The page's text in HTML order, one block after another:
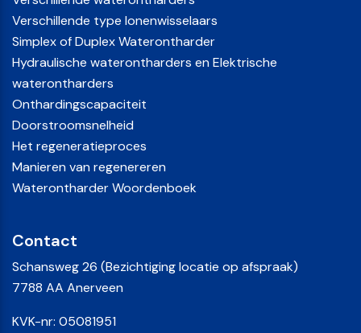
Verschillende type Ionenwisselaars
Simplex of Duplex Waterontharder
Hydraulische waterontharders en Elektrische
waterontharders
Onthardingscapaciteit
Doorstroomsnelheid
Het regeneratieproces
Manieren van regenereren
Waterontharder Woordenboek
Contact
Schansweg 26 (Bezichtiging locatie op afspraak)
7788 AA Anerveen
KVK-nr: 05081951